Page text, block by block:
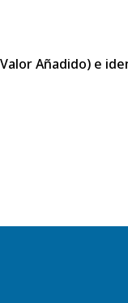
Añadido) e